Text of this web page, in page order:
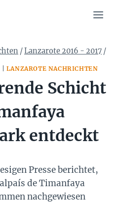
/Lanzarote 2016 - 2017 /
LANZAROTE NACHRICHTEN
Schicht
entdeckt
Presse berichtet,
de Timanfaya
nachgewiesen